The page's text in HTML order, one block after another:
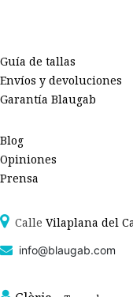
Guía de tallas
Envíos y devoluciones
Garantía Blaugab
Blog
Opiniones
Prensa
Calle Vilaplana del
info@blaugab.com